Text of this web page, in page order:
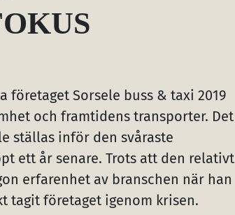
företaget Sorsele buss & taxi 2019
och framtidens transporter. Det
ställas inför den svåraste
ett år senare. Trots att den relativt
erfarenhet av branschen när han
tagit företaget igenom krisen.